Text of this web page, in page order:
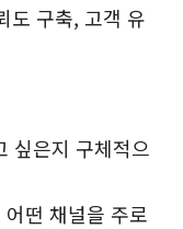
도 구축, 고객 유
싶은지 구체적으
떤 채널을 주로